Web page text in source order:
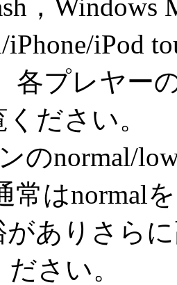
，Windows
iPhone/iPod
各プレヤー
ださい。
のnormal/
常はnormal
がありさら
さい。